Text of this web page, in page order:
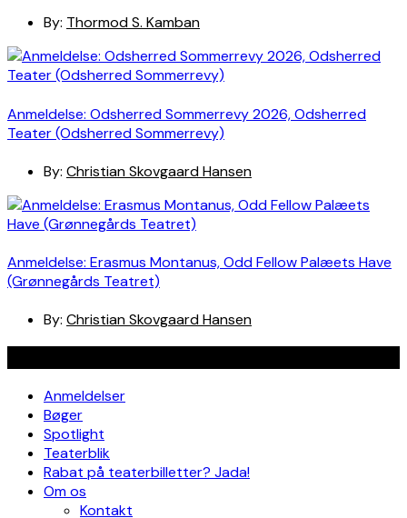
By: Thormod S. Kamban
Anmeldelse: Odsherred Sommerrevy 2026, Odsherred
Teater (Odsherred Sommerrevy)
By: Christian Skovgaard Hansen
Anmeldelse: Erasmus Montanus, Odd Fellow Palæets Have
(Grønnegårds Teatret)
By: Christian Skovgaard Hansen
Anmeldelser
Bøger
Spotlight
Teaterblik
Rabat på teaterbilletter? Jada!
Om os
Kontakt